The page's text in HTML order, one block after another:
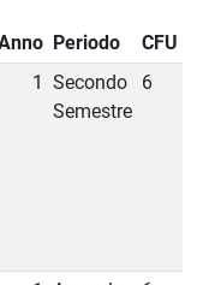
Periodo CFU
1
Secondo
Semestre
6